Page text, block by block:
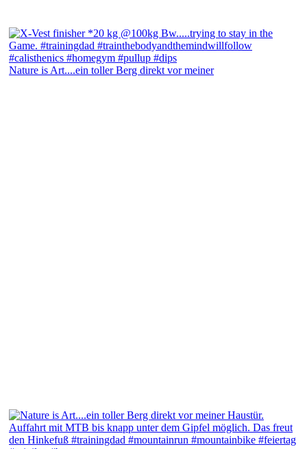
Nature is Art....ein toller Berg direkt vor meiner